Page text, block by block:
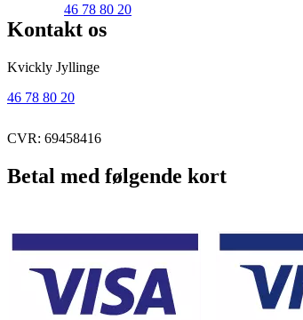
46 78 80 20
Kontakt os
Kvickly Jyllinge
46 78 80 20
CVR: 69458416
Betal med følgende kort